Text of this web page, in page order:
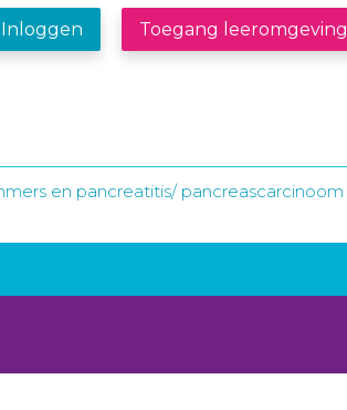
Inloggen Toegang leeromgeving
en pancreatitis/ pancreascarcinoom